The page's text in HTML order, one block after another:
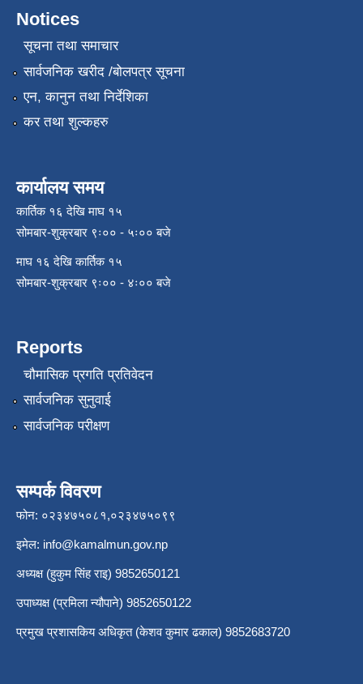
Notices
सूचना तथा समाचार
सार्वजनिक खरीद /बोलपत्र सूचना
एन, कानुन तथा निर्देशिका
कर तथा शुल्कहरु
कार्यालय समय
कार्तिक १६ देखि माघ १५
सोमबार-शुक्रबार ९ः०० - ५ः०० बजे
माघ १६ देखि कार्तिक १५
सोमबार-शुक्रबार ९ः०० - ४ः०० बजे
Reports
चौमासिक प्रगति प्रतिवेदन
सार्वजनिक सुनुवाई
सार्वजनिक परीक्षण
सम्पर्क विवरण
फोन: ०२३४७५०८१,०२३४७५०९९
इमेल: info@kamalmun.gov.np
अध्यक्ष (हुकुम सिंह राइ) 9852650121
उपाध्यक्ष (प्रमिला न्यौपाने) 9852650122
प्रमुख प्रशासकिय अधिकृत (केशव कुमार ढकाल) 9852683720